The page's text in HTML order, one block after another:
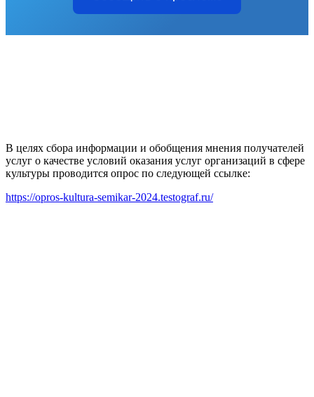
В целях сбора информации и обобщения мнения получателей
услуг о качестве условий оказания услуг организаций в сфере
культуры проводится опрос по следующей ссылке:
https://opros-kultura-semikar-2024.testograf.ru/